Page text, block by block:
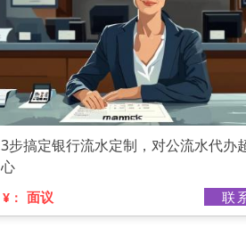
3步搞定银行流水定制，对公流水代办
心
¥： 面议 联